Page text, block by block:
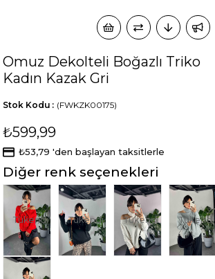
Omuz Dekolteli Boğazlı Triko
Kadın Kazak Gri
(FWKZK00175)
Stok Kodu
₺599,99
₺53,79 'den başlayan taksitlerle
Diğer renk seçenekleri
Tükendi Tükendi Tükendi Tükendi